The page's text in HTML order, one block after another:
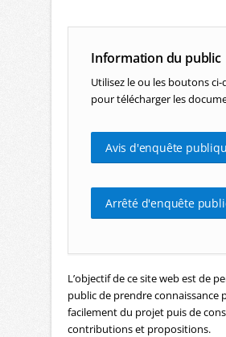
Information du public
Utilisez le ou les boutons ci-
pour télécharger les
Avis d'enquête
Arrêté d'enquête
L’objectif de ce site web est de
public de prendre connaissance
facilement du projet puis de
contributions et propositions.